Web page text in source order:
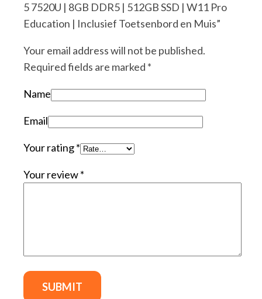
5 7520U | 8GB DDR5 | 512GB SSD | W11 Pro
Education | Inclusief Toetsenbord en Muis”
Your email address will not be published.
Required fields are marked *
Name
Email
Your rating*
Your review*